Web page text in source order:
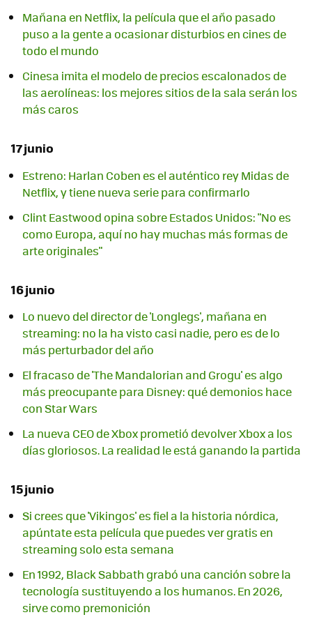
Mañana en Netflix, la película que el año pasado
puso a la gente a ocasionar disturbios en cines de
todo el mundo
Cinesa imita el modelo de precios escalonados de
las aerolíneas: los mejores sitios de la sala serán los
más caros
17 junio
Estreno: Harlan Coben es el auténtico rey Midas de
Netflix, y tiene nueva serie para confirmarlo
Clint Eastwood opina sobre Estados Unidos: "No es
como Europa, aquí no hay muchas más formas de
arte originales"
16 junio
Lo nuevo del director de 'Longlegs', mañana en
streaming: no la ha visto casi nadie, pero es de lo
más perturbador del año
El fracaso de 'The Mandalorian and Grogu' es algo
más preocupante para Disney: qué demonios hace
con Star Wars
La nueva CEO de Xbox prometió devolver Xbox a los
días gloriosos. La realidad le está ganando la partida
15 junio
Si crees que 'Vikingos' es fiel a la historia nórdica,
apúntate esta película que puedes ver gratis en
streaming solo esta semana
En 1992, Black Sabbath grabó una canción sobre la
tecnología sustituyendo a los humanos. En 2026,
sirve como premonición